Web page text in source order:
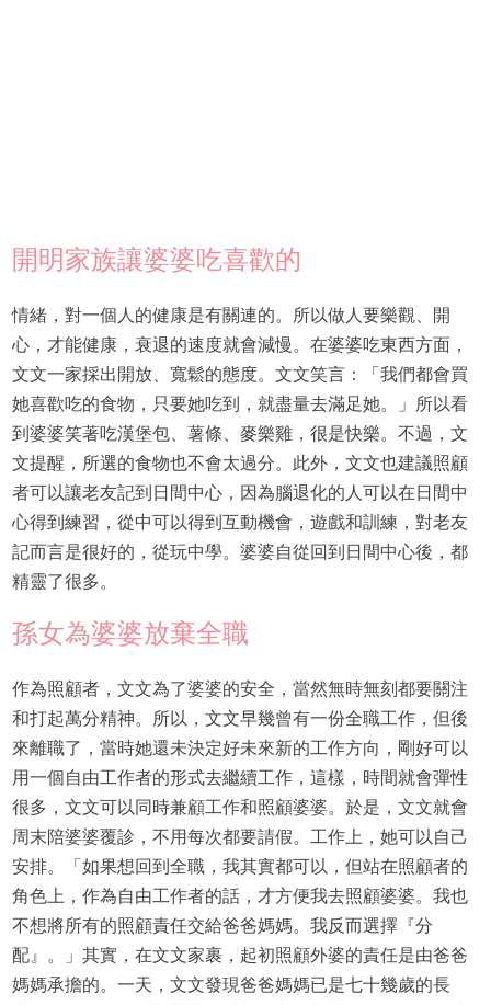
開明家族讓婆婆吃喜歡的
情緒，對一個人的健康是有關連的。所以做人要樂觀、開
心，才能健康，衰退的速度就會減慢。在婆婆吃東西方面，
文文一家採出開放、寬鬆的態度。文文笑言：「我們都會買
她喜歡吃的食物，只要她吃到，就盡量去滿足她。」所以看
到婆婆笑著吃漢堡包、薯條、麥樂雞，很是快樂。不過，文
文提醒，所選的食物也不會太過分。此外，文文也建議照顧
者可以讓老友記到日間中心，因為腦退化的人可以在日間中
心得到練習，從中可以得到互動機會，遊戲和訓練，對老友
記而言是很好的，從玩中學。婆婆自從回到日間中心後，都
精靈了很多。
孫女為婆婆放棄全職
作為照顧者，文文為了婆婆的安全，當然無時無刻都要關注
和打起萬分精神。所以，文文早幾曾有一份全職工作，但後
來離職了，當時她還未決定好未來新的工作方向，剛好可以
用一個自由工作者的形式去繼續工作，這樣，時間就會彈性
很多，文文可以同時兼顧工作和照顧婆婆。於是，文文就會
周末陪婆婆覆診，不用每次都要請假。工作上，她可以自己
安排。「如果想回到全職，我其實都可以，但站在照顧者的
角色上，作為自由工作者的話，才方便我去照顧婆婆。我也
不想將所有的照顧責任交給爸爸媽媽。我反而選擇『分
配』。」其實，在文文家裹，起初照顧外婆的責任是由爸爸
媽媽承擔的。一天，文文發現爸爸媽媽已是七十幾歲的長